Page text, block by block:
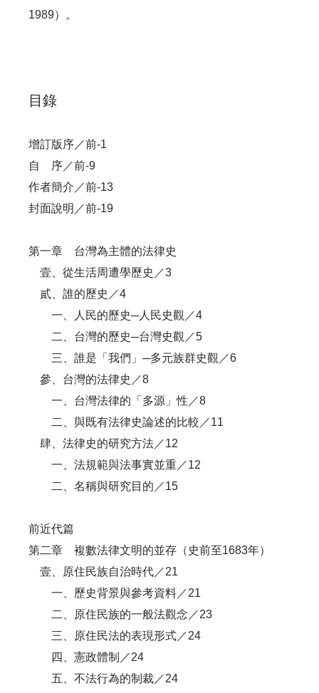
1989）。
目錄
增訂版序／前-1
自 序／前-9
作者簡介／前-13
封面說明／前-19
第一章 台灣為主體的法律史
壹、從生活周遭學歷史／3
貳、誰的歷史／4
一、人民的歷史─人民史觀／4
二、台灣的歷史─台灣史觀／5
三、誰是「我們」─多元族群史觀／6
參、台灣的法律史／8
一、台灣法律的「多源」性／8
二、與既有法律史論述的比較／11
肆、法律史的研究方法／12
一、法規範與法事實並重／12
二、名稱與研究目的／15
前近代篇
第二章 複數法律文明的並存（史前至1683年）
壹、原住民族自治時代／21
一、歷史背景與參考資料／21
二、原住民族的一般法觀念／23
三、原住民法的表現形式／24
四、憲政體制／24
五、不法行為的制裁／24